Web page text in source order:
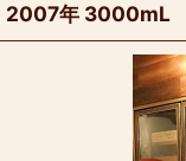
2007年 3000mL